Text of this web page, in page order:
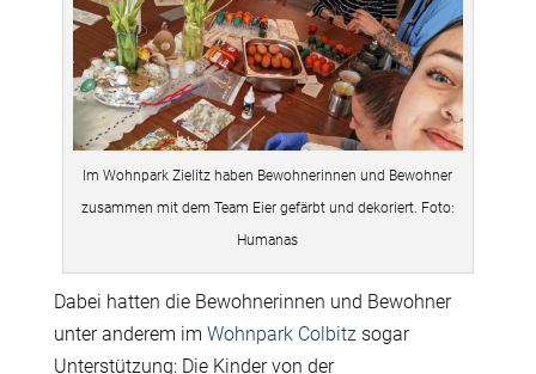
Im Wohnpark Zielitz haben Bewohnerinnen und Bewohner
zusammen mit dem Team Eier gefärbt und dekoriert. Foto:
Humanas
Dabei hatten die Bewohnerinnen und Bewohner
unter anderem im Wohnpark Colbitzsogar
Unterstützung: Die Kinder von der